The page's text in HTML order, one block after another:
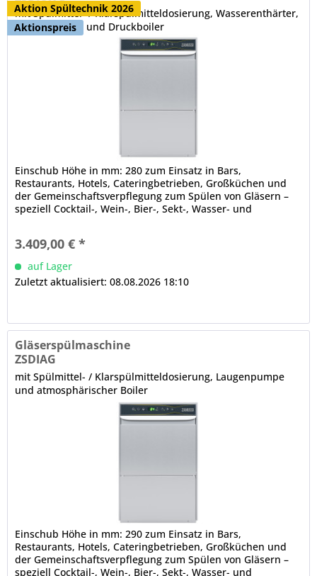
Aktion Spültechnik 2026
Aktionspreis
mit Spülmittel- / Klarspülmitteldosierung, Wasserenthärter,
Laugenpumpe und Druckboiler
Einschub Höhe in mm: 280 zum Einsatz in Bars,
Restaurants, Hotels, Cateringbetrieben, Großküchen und
der Gemeinschaftsverpflegung zum Spülen von Gläsern –
speziell Cocktail-, Wein-, Bier-, Sekt-, Wasser- und
ergonomische Griffleiste integriertes Druckboilersystem,
austauschbare...
3.409,00 € *
auf Lager
Zuletzt aktualisiert: 08.08.2026 18:10
Gläserspülmaschine
ZSDIAG
mit Spülmittel- / Klarspülmitteldosierung, Laugenpumpe
und atmosphärischer Boiler
Einschub Höhe in mm: 290 zum Einsatz in Bars,
Restaurants, Hotels, Cateringbetrieben, Großküchen und
der Gemeinschaftsverpflegung zum Spülen von Gläsern –
speziell Cocktail-, Wein-, Bier-, Sekt-, Wasser- und